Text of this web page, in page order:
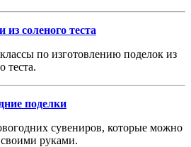
из соленого теста
по изготовлению поделок из
теста.
поделки
сувениров, которые можно
своими руками.